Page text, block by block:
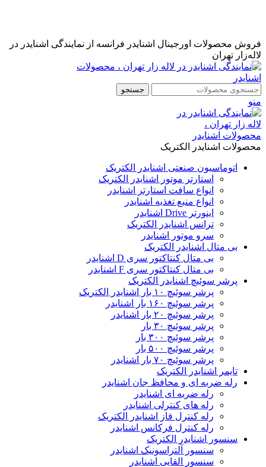
فروش محصولات اورجینال اشنایدر فرانسه از نمایندگی اشنایدر در
لاله‌زار تهران
جستجو
منو
محصولات اشنایدر الکتریک
اتوماسیون صنعتی اشنایدر الکتریک
استارتر موتور اشنایدر الکتریک
انواع سافت استارتر اشنایدر
انواع منبع تغذیه اشنایدر
اینورتر Drive اشنایدر
ترانس اشنایدر الکتریک
سرو موتور اشنایدر
بی متال اشنایدر الکتریک
بی متال کنتاکتور سری D اشنایدر
بی متال کنتاکتور سری F اشنایدر
پرشر سوئیچ اشنایدر الکتریک
پرشر سوئیچ ۱۰ بار اشنایدر الکتریک
پرشر سوئیچ ۱۶۰ بار اشنایدر
پرشر سوئیچ ۲۰ بار اشنایدر
پرشر سوئیچ ۳۰ بار
پرشر سوئیچ ۳۰۰ بار
پرشر سوئیچ ۵۰۰ بار
پرشر سوئیچ ۷۰ بار اشنایدر
تایمر اشنایدر الکتریک
رله ضربه ای و محافظ جان اشنایدر
رله ضربه ای اشنایدر
رله های کنترلی اشنایدر
رله کنترل فاز اشنایدر الکتریک
رله کنترل فرکانس اشنایدر
سنسور اشنایدر الکتریک
سنسور آلتراسونیک اشنایدر
سنسور القایی اشنایدر